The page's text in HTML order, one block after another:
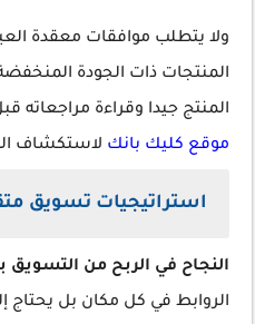
ولا يتطلب موافقات معقدة
المنتجات ذات الجودة
المنتج جيدا وقراءة مراجعاته
موقع كليك بانك لاستكشاف
استراتيجيات تسويق
النجاح في الربح من التسويق
الروابط في كل مكان بل